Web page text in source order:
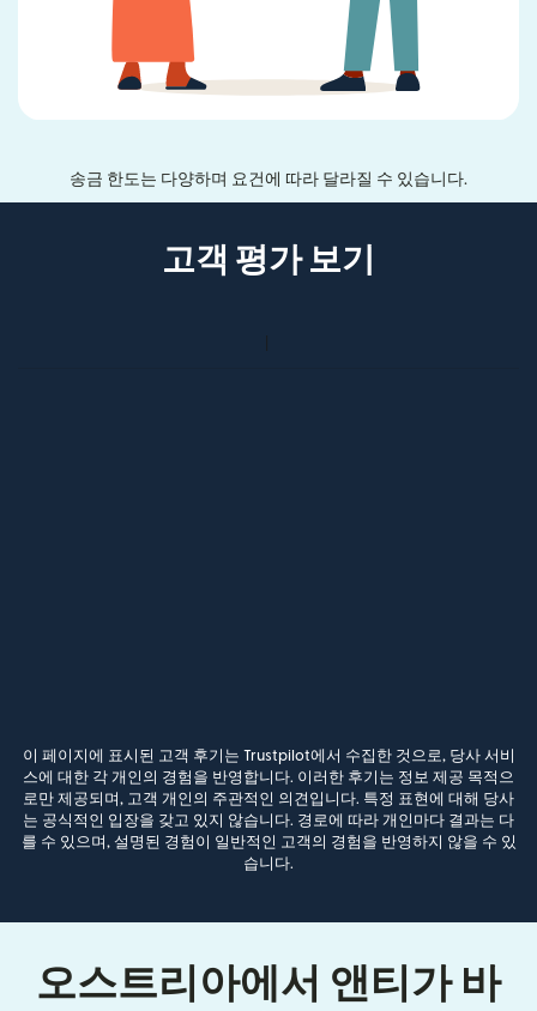
송금 한도는 다양하며 요건에 따라 달라질 수 있습니다.
고객 평가 보기
이 페이지에 표시된 고객 후기는 Trustpilot에서 수집한 것으로, 당사 서비
스에 대한 각 개인의 경험을 반영합니다. 이러한 후기는 정보 제공 목적으
로만 제공되며, 고객 개인의 주관적인 의견입니다. 특정 표현에 대해 당사
는 공식적인 입장을 갖고 있지 않습니다. 경로에 따라 개인마다 결과는 다
를 수 있으며, 설명된 경험이 일반적인 고객의 경험을 반영하지 않을 수 있
습니다.
오스트리아에서 앤티가 바